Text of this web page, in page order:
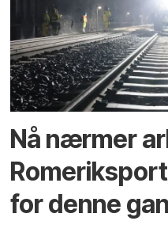
Nå nærmer
for denne